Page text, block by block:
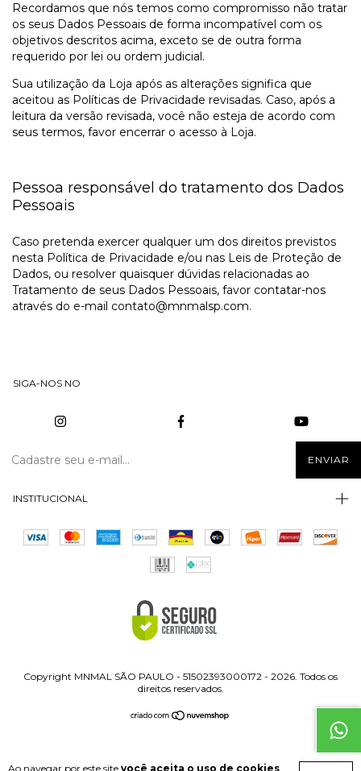
Ao navegar por este site você aceita o uso de cookies
Recordamos que nós temos como compromisso não tratar
os seus Dados Pessoais de forma incompatível com os
objetivos descritos acima, exceto se de outra forma
requerido por lei ou ordem judicial.
Sua utilização da Loja após as alterações significa que
aceitou as Políticas de Privacidade revisadas. Caso, após a
leitura da versão revisada, você não esteja de acordo com
seus termos, favor encerrar o acesso à Loja.
Pessoa responsável do tratamento dos Dados
Pessoais
Caso pretenda exercer qualquer um dos direitos previstos
nesta Política de Privacidade e/ou nas Leis de Proteção de
Dados, ou resolver quaisquer dúvidas relacionadas ao
Tratamento de seus Dados Pessoais, favor contatar-nos
através do e-mail contato@mnmalsp.com.
SIGA-NOS NO
INSTITUCIONAL
Copyright MNMAL SÃO PAULO - 51502393000172 - 2026. Todos os
direitos reservados.